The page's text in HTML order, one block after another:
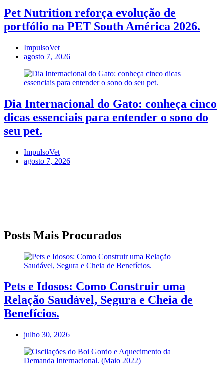
Pet Nutrition reforça evolução de
portfólio na PET South América 2026.
ImpulsoVet
agosto 7, 2026
Dia Internacional do Gato: conheça cinco
dicas essenciais para entender o sono do
seu pet.
ImpulsoVet
agosto 7, 2026
Posts Mais Procurados
Pets e Idosos: Como Construir uma
Relação Saudável, Segura e Cheia de
Benefícios.
julho 30, 2026